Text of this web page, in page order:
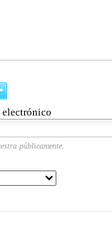
electrónico
públicamente.